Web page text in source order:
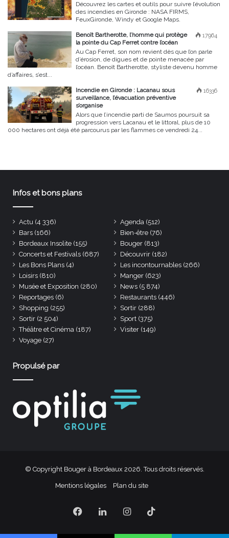
Découvrez les cartes et outils pour suivre l’évolution
des incendies en Gironde : NASA FIRMS,
FeuxGironde, Windy et Google Maps.
17964
Benoît Bartherotte, l’homme qui protège
la pointe du Cap Ferret contre l’océan
Au Cap Ferret, son nom revient dès que l’on parle
d’érosion, de digues et de pointe menacée par
l’océan. Benoît Bartherotte, styliste devenu homme
d’affaires, s’est...
16336
Incendie en Gironde : Lacanau sous
surveillance, l’évacuation préventive
s’organise
Alors que l’incendie parti de Saumos poursuit sa
progression vers Lacanau et le littoral, plus de 10
000 hectares ont déjà été parcourus par les flammes ce vendredi 24...
Infos et bons plans
Actu (4 336) Agenda (512)
Bars (166) Bien-être (76)
Bordeaux Insolite (155) Bouger (813)
Concerts et Festivals (687) Découvrir (182)
Les Bons Plans (4) Les incontournables (266)
Loisirs (810) Manger (623)
Musée et Exposition (280) News (5 874)
Reportages (6) Restaurants (446)
Shopping (255) Sortir (288)
Sortir (2 504) Sport (375)
Théâtre et Cinéma (187) Visiter (149)
Voyage (27)
Propulsé par
© Copyright Bouger à Bordeaux 2026. Tous droits réservés.
Mentions légales Plan du site
Facebook
LinkedinInstagram